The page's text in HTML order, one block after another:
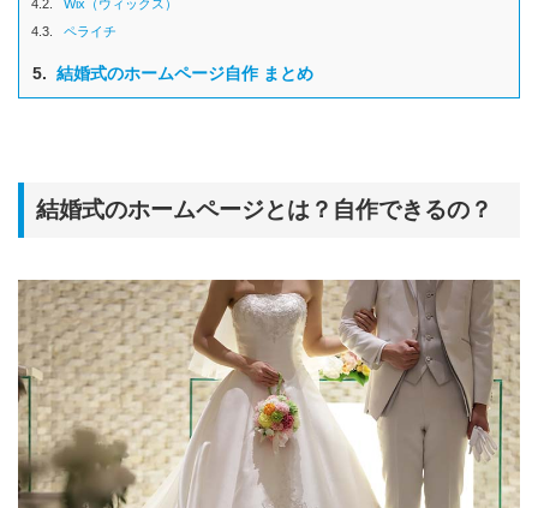
4.2.
Wix（ウィックス）
4.3.
ペライチ
5. 結婚式のホームページ自作 まとめ
結婚式のホームページとは？自作できるの？